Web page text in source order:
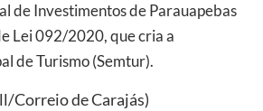
de Investimentos de Parauapebas
Lei 092/2020, que cria a
de Turismo (Semtur).
Correio de Carajás)